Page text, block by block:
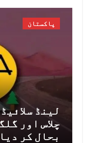
پاکستان
لینڈ
چلاس اور
بحال کر